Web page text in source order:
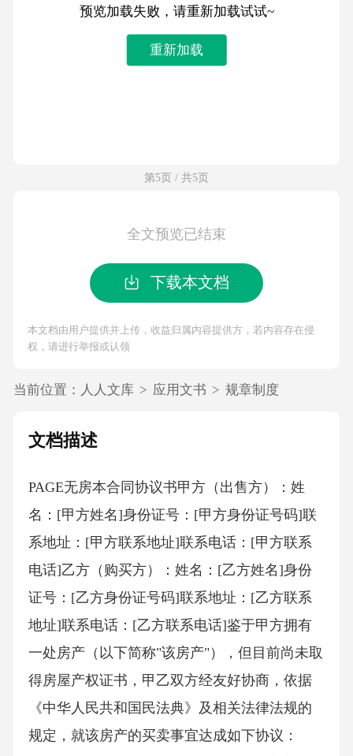
预览加载失败，请重新加载试试~
重新加载
第5页 / 共5页
全文预览已结束
下载本文档
本文档由用户提供并上传，收益归属内容提供方，若内容存在侵
权，请进行举报或认领
当前位置： 人人文库 > 应用文书 > 规章制度
文档描述
PAGE无房本合同协议书 甲方（出售方）：姓
名：[甲方姓名]身份证号：[甲方身份证号码]联
系地址：[甲方联系地址]联系电话：[甲方联系
电话]乙方（购买方）：姓名：[乙方姓名]身份
证号：[乙方身份证号码]联系地址：[乙方联系
地址]联系电话：[乙方联系电话]鉴于甲方拥有
一处房产（以下简称"该房产"），但目前尚未取
得房屋产权证书，甲乙双方经友好协商，依据
《中华人民共和国民法典》及相关法律法规的
规定，就该房产的买卖事宜达成如下协议：